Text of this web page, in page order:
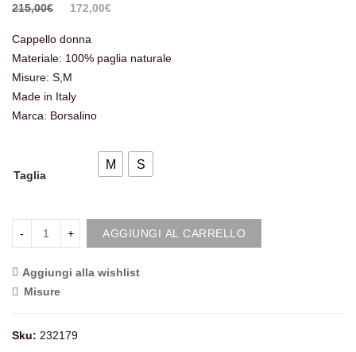
215,00€
Il
originale
era:
215,00€.
172,00€
è:
Cappello donna
Materiale: 100% paglia naturale
Misure: S,M
Made in Italy
Marca: Borsalino
Taglia
M S
AGGIUNGI AL CARRELLO
Aggiungi alla wishlist
Misure
Sku: 232179